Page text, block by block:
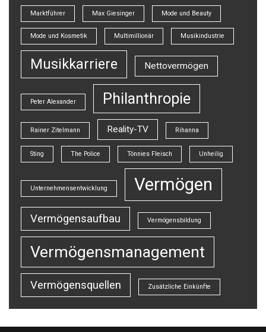
Marktführer Max Giesinger Mode und Beauty
Mode und Kosmetik Multimillionär Musikindustrie
Musikkarriere Nettovermögen
Peter Alexander Philanthropie
Rainer Zitelmann Reality-TV Rihanna
Sting The Police Tönnies Fleisch Unheilig
Unternehmensentwicklung Vermögen
Vermögensaufbau Vermögensbildung
Vermögensmanagement
Vermögensquellen Zusätzliche Einkünfte